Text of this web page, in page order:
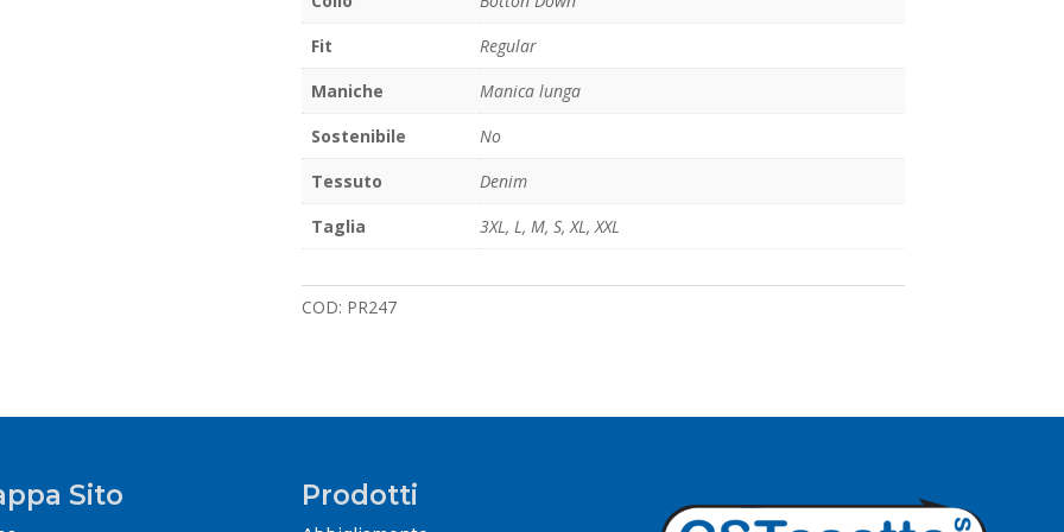
Fit
Regular
Maniche
Manica lunga
Sostenibile
No
Tessuto
Denim
Taglia
3XL, L, M, S,XL,XXL
COD: PR247
Sito Prodotti